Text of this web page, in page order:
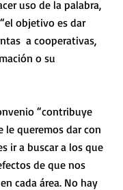
uso de la palabra,
objetivo es dar
a cooperativas,
o su
“contribuye
le queremos dar con
ir a buscar a los que
de que nos
cada área. No hay